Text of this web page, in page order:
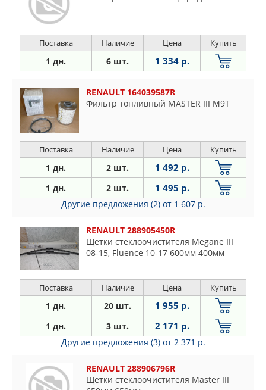
Поставка Наличие Цена Купить
1 дн. 6 шт. 1 334 р.
RENAULT 164039587R
Фильтр топливный MASTER III M9T
Поставка Наличие Цена Купить
1 дн. 2 шт. 1 492 р.
1 дн. 2 шт. 1 495 р.
Другие предложения (2) от 1 607 р.
RENAULT 288905450R
Щётки стеклоочистителя Megane III
08-15, Fluence 10-17 600мм 400мм
Поставка Наличие Цена Купить
1 дн. 20 шт. 1 955 р.
1 дн. 3 шт. 2 171 р.
Другие предложения (3) от 2 371 р.
RENAULT 288906796R
Щётки стеклоочистителя Master III